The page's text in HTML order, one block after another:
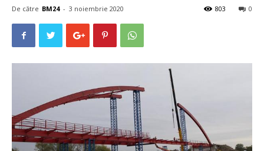
De către BM24 - 3 noiembrie 2020 0
803